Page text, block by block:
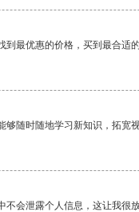
最优惠的价格，买到最合适的
随时随地学习新知识，拓宽视
不会泄露个人信息，这让我